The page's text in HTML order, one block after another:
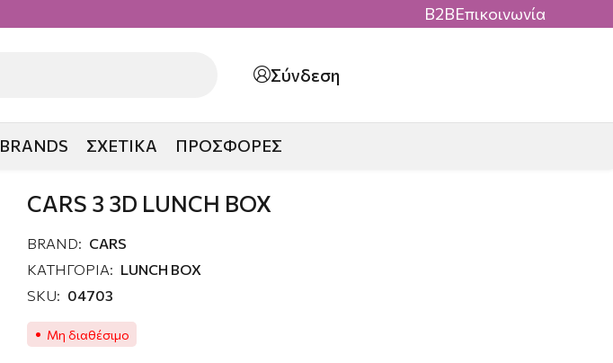
B2BΕπικοινωνία
Σύνδεση
BRANDS ΣΧΕΤΙΚΑ ΠΡΟΣΦΟΡΕΣ
CARS 3 3D LUNCH BOX
BRAND: CARS
ΚΑΤΗΓΟΡΙΑ: LUNCH BOX
SKU: 04703
Μη διαθέσιμο